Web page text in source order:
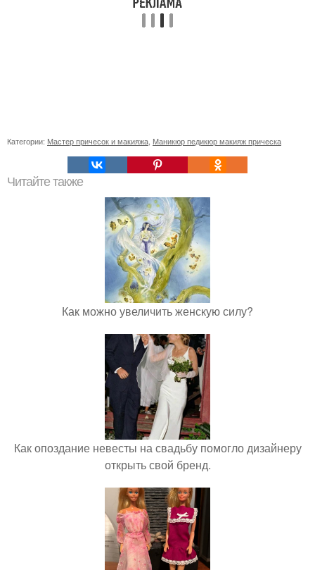
Категории: Мастер причесок и макияжа Маникюр педикюр макияж прическа
Читайте также
Как можно увеличить женскую силу?
Как опоздание невесты на свадьбу помогло дизайнеру
открыть свой бренд.